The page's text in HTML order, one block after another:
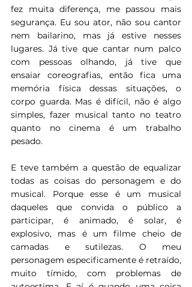
fez muita diferença, me passou mais
segurança. Eu sou ator, não sou cantor
nem bailarino, mas já estive nesses
lugares. Já tive que cantar num palco
com pessoas olhando, já tive que
ensaiar coreografias, então fica uma
memória física dessas situações, o
corpo guarda. Mas é difícil, não é algo
simples, fazer musical tanto no teatro
quanto no cinema é um trabalho
pesado.
E teve também a questão de equalizar
todas as coisas do personagem e do
musical. Porque esse é um musical
daqueles que convida o público a
participar, é animado, é solar, é
explosivo, mas é um filme cheio de
camadas e sutilezas. O meu
personagem especificamente é retraído,
muito tímido, com problemas de